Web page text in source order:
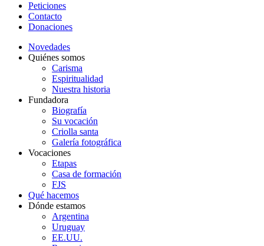
Peticiones
Contacto
Donaciones
Novedades
Quiénes somos
Carisma
Espiritualidad
Nuestra historia
Fundadora
Biografía
Su vocación
Criolla santa
Galería fotográfica
Vocaciones
Etapas
Casa de formación
FJS
Qué hacemos
Dónde estamos
Argentina
Uruguay
EE.UU.